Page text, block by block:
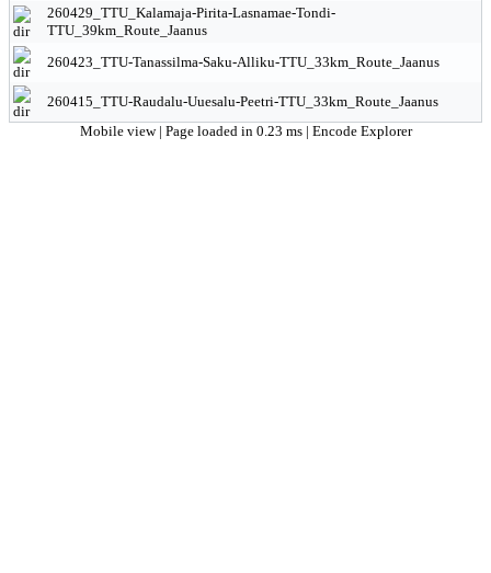
260429_TTU_Kalamaja-Pirita-Lasnamae-Tondi-
TTU_39km_Route_Jaanus
260423_TTU-Tanassilma-Saku-Alliku-TTU_33km_Route_Jaanus
260415_TTU-Raudalu-Uuesalu-Peetri-TTU_33km_Route_Jaanus
Mobile view | Page loaded in 0.23 ms | Encode Explorer